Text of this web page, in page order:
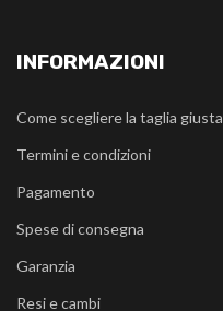
INFORMAZIONI
Come scegliere la taglia giusta
Termini e condizioni
Pagamento
Spese di consegna
Garanzia
Resi e cambi